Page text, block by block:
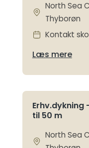
North Sea
Thyborøn
Kontakt
Læs mere
til 50 m
North Sea